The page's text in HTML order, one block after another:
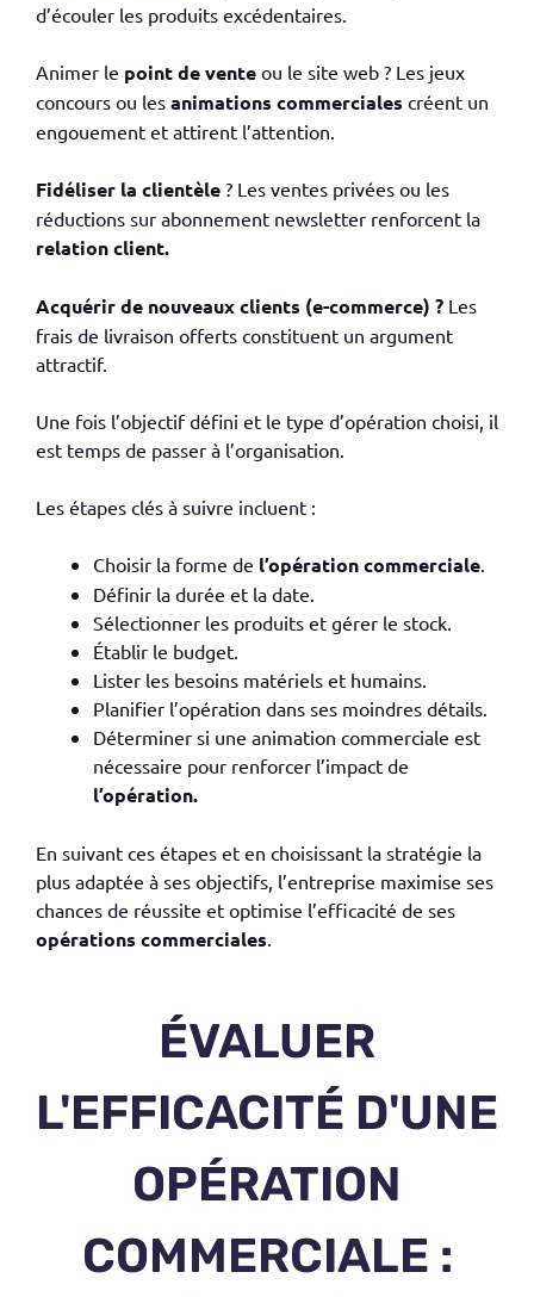
d’écouler les produits excédentaires.
Animer le point de vente ou le site web ? Les jeux
concours ou les animations commerciales créent un
engouement et attirent l’attention.
Fidéliser la clientèle ? Les ventes privées ou les
réductions sur abonnement newsletter renforcent la
relation client.
Acquérir de nouveaux clients (e-commerce) ? Les
frais de livraison offerts constituent un argument
attractif.
Une fois l’objectif défini et le type d’opération choisi, il
est temps de passer à l’organisation.
Les étapes clés à suivre incluent :
Choisir la forme de l’opération commerciale
Définir la durée et la date.
Sélectionner les produits et gérer le stock.
Établir le budget.
Lister les besoins matériels et humains.
Planifier l’opération dans ses moindres détails.
Déterminer si une animation commerciale est
nécessaire pour renforcer l’impact de
l’opération.
En suivant ces étapes et en choisissant la stratégie la
plus adaptée à ses objectifs, l’entreprise maximise ses
chances de réussite et optimise l’efficacité de ses
opérations commerciales
ÉVALUER
L'EFFICACITÉ D'UNE
OPÉRATION
COMMERCIALE :